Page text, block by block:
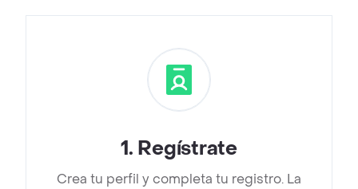
1. Regístrate
Crea tu perfil y completa tu registro. La